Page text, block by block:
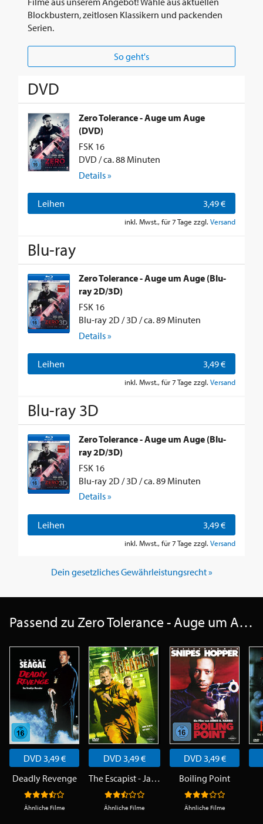
Blockbustern, zeitlosen Klassikern und packenden
Serien.
So geht's
DVD
Zero Tolerance - Auge um Auge
(DVD)
FSK 16
DVD / ca. 88 Minuten
Details »
Leihen 3,49 €
inkl. Mwst., für 7 Tage zzgl. Versand
Blu-ray
Zero Tolerance - Auge um Auge (Blu-
ray 2D/3D)
FSK 16
Blu-ray 2D / 3D / ca. 89 Minuten
Details »
Leihen 3,49 €
inkl. Mwst., für 7 Tage zzgl. Versand
Blu-ray 3D
Zero Tolerance - Auge um Auge (Blu-
ray 2D/3D)
FSK 16
Blu-ray 2D / 3D / ca. 89 Minuten
Details »
Leihen 3,49 €
inkl. Mwst., für 7 Tage zzgl. Versand
Dein gesetzliches Gewährleistungsrecht »
Passend zu Zero Tolerance - Auge um Auge
DVD 3,49 €
Deadly Revenge
Ähnliche Filme
DVD 3,49 €
The Escapist - Jagd nach Vergeltung
Ähnliche Filme
DVD 3,49 €
Boiling Point
Ähnliche Filme